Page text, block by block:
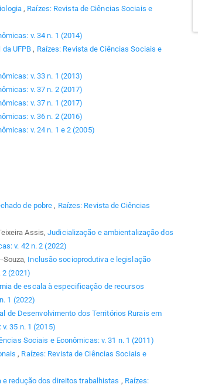
, Raízes: Revista de Ciências Sociais e
v. 34 n. 1 (2014)
da UFPB, Raízes: Revista de Ciências Sociais e
v. 33 n. 1 (2013)
v. 37 n. 2 (2017)
v. 37 n. 1 (2017)
v. 36 n. 2 (2016)
v. 24 n. 1 e 2 (2005)
de pobre, Raízes: Revista de Ciências
Assis,Judicialização e ambientalização dos
v. 42 n. 2 (2022)
Souza, Inclusão socioprodutiva e legislação
2 (2021)
de escala à especificação de recursos
1 (2022)
de Desenvolvimento dos Territórios Rurais em
35 n. 1 (2015)
Sociais e Econômicas: v. 31 n. 1 (2011)
, Raízes: Revista de Ciências Sociais e
e redução dos direitos trabalhistas , Raízes: